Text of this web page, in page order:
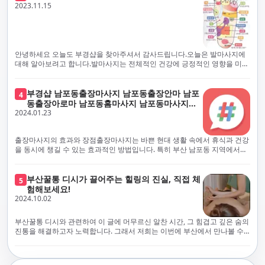
선택하는 것이 중요합니다.부산에서 러시아 홈케어를 전문으로 하는 부경샵
은, 항상 후불제로 운영하면서 청결과 안전을 가장 중요하게 여깁니다. 부산
에서 진정으로 즐거운 부산 러시아 홈케어 경험을 해보시길 바랍니다. 그렇
죠, 부경샵은 선입금을 요구하지 않아요. 부산 러시아 홈케어를 선택하기 전
에, 주의해야 할 사항들을 반드시 확인해 보세요. 선입금 관련 사기에는 항상
조심해야 합니다. 070으로 시작하는 인터넷 전화나 텔레그램 같은 메시지
앱에만 의존하는 업체는 특히 더 조심해 주세요. 이런 경우, 선입금을 하지
부경샵은 부산 출장 후불제 서비스를 모범적으로 운영하고 있으며, 명성을
악용하는 사기 업체로부터 발생할 수 있는 모든 부정행위와 간접적인 피해
를 방지하기 위해 노력하고 있어요. 만약 부경샵 을 사칭하며 선불 결제를 요
구하는 마사지 서비스를 발견하신다면, 그런 곳은 피하시고 저희에게 알려
주세요.부경샵에서는 모든 서비스가 관리사가 도착한 후에 결제하는 걸 기
본으로 해요. 부경샵은 부산에서 부산 러시아 홈케어를 전문으로 하며,
100% 후불제를 거래의 기본으로 삼고 있어요. 왜 부경샵이 특별한지 궁금하
시죠? 여기서만 느낄 수 있는 특별한 경험을 소개합니다! 부경샵과 함께라면
험을 제공해요. 준비하신 모든 것에 놀랄 준비를 하세요. 부경샵은 오랜 시간
동안 지역에서 최고의 출장업체가 되겠다는 하나의 신념으로 노력해 왔어
요.부경샵의 전통적인 서비스로, 단 한 순간도 낭비하지 않고 쌓인 피로를 풀
어드릴 거예요. 비가 오든 눈이 오든, 어디에 계시든 부경샵이 찾아가 도와드
릴게요. 부경샵의 서비스는 부산의 모든 곳, 집이든 모텔이든 호텔이든 오피
스텔이든 아파트든, 여러분을 위해 준비되어 있어요.부경샵 지역에서 가장
멀리까지 다니며, 편리함을 최우선으로 생각해요. 빠르고 효율적인 운영 시
게 조절되어, 진정한 에너지 회복을 경험하실 수 있어요.부경샵은 부산에서
전문적으로 훈련된 관리사를 다수 보유하고 있음을 자랑스럽게 여깁니다.
현대 사회의 불확실성 속에서, 부경샵은 안전을 최우선으로 여기며, 이를 위
해 100% 후불제 시행은 물론, 코로나19 상황에서도 관리사들의 건강 진단
업체에 대해서는 경계하는 것이 중요합니다. 부경샵의 접근 방식과 정책은
인천에서의 안전하고 신뢰할 수 있는 고품질 마사지 경험을 집앞에서 제공
하기 위해 고안되었습니다. 부경샵은 부산 일본인 홈케어 서비스를 전문으
로 하며, 항상 고객님의 편의와 안전을 최우선으로 고려하여 후불제 시스템
거운 마사지 경험을 보장합니다. 부경샵의 서비스는 선입금 없이 이용 가능
한 부산 일본인 홈케어로, 선입금 요구 없이 서비스를 제공함으로써 고객님
의 신뢰를 최우선으로 합니다. 이용 전 주의사항을 꼼꼼히 확인하시고, 선입
금 사기로부터 자신을 보호하는 것이 중요합니다. 부산 일본인 홈케어 서비
스를 찾으실 때는 070으로 시작하는 인터넷 전화번호나 텔레그램과 같은 메
시징 플랫폼만을 이용하는 업체에 주의해야 합니다. 이러한 서비스는 선지
급 없이 이용할 수 있어야 하며, 부경샵은 이러한 걱정 없이 안전하고 신뢰할
수 있는 서비스를 제공합니다. 부경샵은 부산 일본인 홈케어 후불제의 모범
적인 피해가 발생하지 않도록 지속적으로 노력하고 있습니다. 부경샵을 사
칭하여 선불 결제를 요구하는 마사지 서비스에 대해서는 각별한 주의가 필
요합니다. '부경샵'은 관리사의 도착 이후에 결제가 이루어지는 후불제를
기본 원칙으로 하는 부산 일본인 홈케어 전문 업체입니다. 이 운영 방식은 고
객님의 신뢰를 최우선으로 여기며, 모든 코스에서 100% 후불제를 시행하고
있습니다. 왜 부경샵이 부산에서 특별한지, 그 이유를 알려드리겠습니다.
여기서는 단순한 부산 일본인 홈케어 서비스를 넘어서, 비교 불가한 경험을
러분을 기다리고 있으니, 준비되셨나요? 부경샵은 오랜 시간 동안 지역 최
2023.11.15
안녕하세요 오늘도 부경샵을 찾아주셔서 감사드립니다.오늘은 발마사지에
대해 알아보려고 합니다.발마사지는 전체적인 건강에 긍정적인 영향을 미칠
명하겠습니다.근육 이완과 피로 완화: 발마사지는 발 아치, 발가락, 발등 등
에 위치한 다양한 근육을 이완시키는 효과가 있습니다. 일상적인 활동이나
장시간의 서있는 자세로 인해 긴장된 발 근육을 느슨하게 만들어주어 편안
함을 제공합니다. 이는 근육의 유연성을 향상시키고 근육의 혈액순환을 촉
진하는 데 도움이 됩니다.혈액순환 개선: 발마사지는 혈액순환을 촉진하는
데 기여합니다. 마사지로 근육과 혈관이 이완되면 혈액이 더 원활하게 흐르
게 되어 세포와 조직에 산소와 영양소가 빠르게 공급됩니다. 이는 세포의 기
장된 근육과 신경을 완화시켜 스트레스를 감소시킵니다. 발에는 다양한 신
경과 결절이 모여있어, 발마사지를 통해 이를 자극함으로써 정신적인 편안
함을 제공하는데 도움이 됩니다. 이는 스트레스 호르몬의 감소와 함께 심신
의 안정을 촉진합니다.면역 시스템 강화: 정기적인 발마사지는 면역 시스템
의 활동을 촉진하여 감염 및 질병에 대한 저항력을 향상시킬 수 있습니다. 마
사지는 림프순환을 촉진하고 세포 배출물을 제거함으로써 면역 시스템을 지
원합니다.숙면 유도: 발마사지는 긴장된 근육과 신경을 완화시켜 수면에 도
특정 포인트를 자극함으로써 소화 기능을 개선하는데 도움이 될 수 있습니
4 부경샵 남포동출장마사지 남포동출장안마 남포
동출장아로마 남포동홈마사지 남포동마사지출
장
2024.01.23
출장마사지의 효과와 장점출장마사지는 바쁜 현대 생활 속에서 휴식과 건강
을 동시에 챙길 수 있는 효과적인 방법입니다. 특히 부산 남포동 지역에서
와 신체적, 정신적 피로를 효과적으로 완화합니다. 전문 마사지사의 숙련된
손길은 긴장된 근육을 이완시키고, 스트레스 호르몬 수치를 감소시켜 마음
의 안정을 가져다 줍니다. 이는 일상의 업무 효율성을 높이고, 전반적인 삶의
질을 향상시키는 데 기여합니다.근육 이완과 유연성 향상:꾸준한 출장마사
지는 근육의 긴장과 경직을 해소하고 유연성을 향상시킵니다. 이는 운동 성
능을 개선하고, 근골격계 문제 및 부상 예방에 도움이 됩니다. 또한, 규칙적
인 마사지는 자세 개선에도 긍정적인 영향을 미칩니다.혈액 순환 촉진과 신
촉진합니다. 이는 신진대사를 활성화하고, 독소 배출을 돕습니다. 결과적으
5 부산꿀통 디시가 끌어주는 힐링의 진실, 직접 체
험해보세요!
2024.10.02
부산꿀통 디시와 관련하여 이 글에 머무르신 알찬 시간, 그 힘겹고 깊은 숨의
진통을 해결하고자 노력합니다. 그래서 저희는 이번에 부산에서 만나볼 수
그 해결책을 찾는 것이 어려운 상황을 맞이하는 경우가 많습니다. 부산꿀통